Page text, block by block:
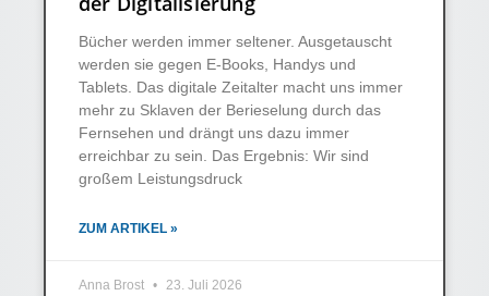
Bücher werden immer seltener. Ausgetauscht
werden sie gegen E-Books, Handys und
Tablets. Das digitale Zeitalter macht uns immer
mehr zu Sklaven der Berieselung durch das
Fernsehen und drängt uns dazu immer
erreichbar zu sein. Das Ergebnis: Wir sind
großem Leistungsdruck
ZUM ARTIKEL »
Anna Brost 23. Juli 2026